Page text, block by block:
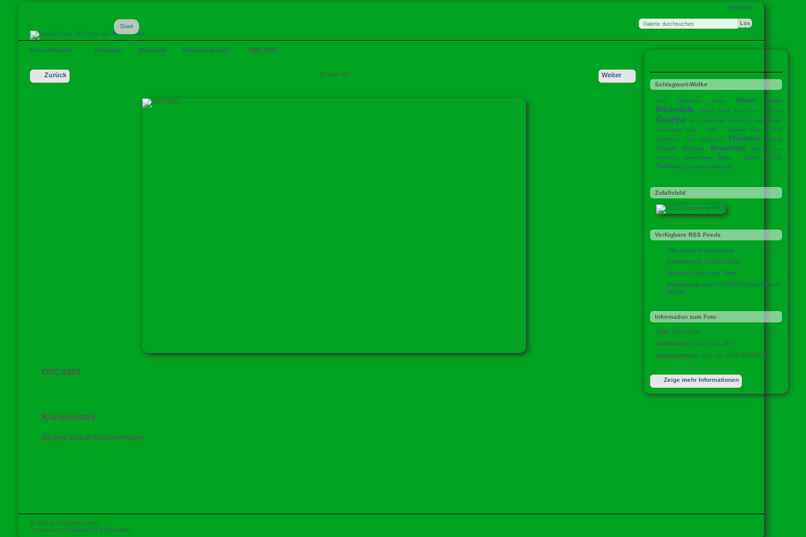
Anmelden
Start
Fotos Pfadi Arb… Aktivitäten Biberstufe Biberübung vom… DSC 0101
Zurück 21 von 42 Weiter
DSC 0101
Kommentare
Bisher keine Kommentare
Schlagwort-Wolke
10-07 Heimwoche Anispi Arbon Basteln
Biberstufe Chillout Domat Ems Essen - Trinken
Gruppe He-La Herbstlager Kala 2012 - Pfadi Thurgau
Kantonslager Lager - Camp – Jamboree Land in Sicht
Nachtleben Pfadi Pfadianlass Pfadiheim Piostufe
Portrait Roggwil Roverstufe So-La So-La
Pfaderstufe Sommerlager
Spiel - Sport - Fun
Taelisberg
Wanderung Wolfsstufe
Zufallsbild
Verfügbare RSS Feeds
Alle neuen Kommentare
Kommentare zu DSC 0101
Neueste Fotos und Filme
Biberübung vom 14.11.2015 photos and
movies
Information zum Foto
Titel: DSC 0101
Dateiname: DSC_0101.JPG
Aufgenommen: Nov 14, 2015 04:08:25
Zeige mehr Informationen
© 2020 by Pfadi Arbor Felix
Unterstützt von Gallery 3.0.4 (Ricochet)